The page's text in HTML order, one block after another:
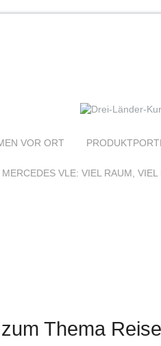
VOR ORT
MERCEDES VLE: VIEL RAUM,
Thema